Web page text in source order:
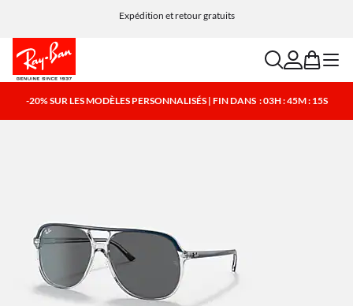
Expédition et retour gratuits
searchaccount
bag menu
-20% SUR LES MODÈLES PERSONNALISÉS | FIN DANS : 03H : 45M : 14S